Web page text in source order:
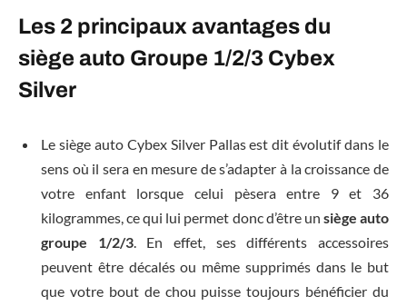
Les 2 principaux avantages du
siège auto Groupe 1/2/3 Cybex
Silver
Le siège auto Cybex Silver Pallas est dit évolutif dans le
sens où il sera en mesure de s’adapter à la croissance de
votre enfant lorsque celui pèsera entre 9 et 36
kilogrammes, ce qui lui permet donc d’être un siège auto
groupe 1/2/3. En effet, ses différents accessoires
peuvent être décalés ou même supprimés dans le but
que votre bout de chou puisse toujours bénéficier du